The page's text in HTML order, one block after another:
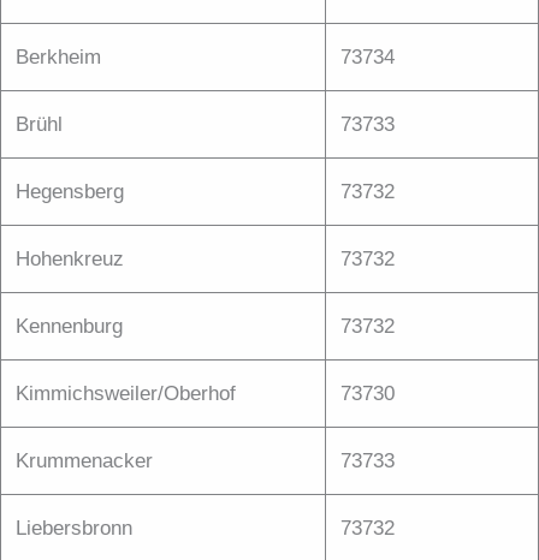
Berkheim 73734
Brühl 73733
Hegensberg 73732
Hohenkreuz 73732
Kennenburg 73732
Kimmichsweiler/Oberhof 73730
Krummenacker 73733
Liebersbronn 73732